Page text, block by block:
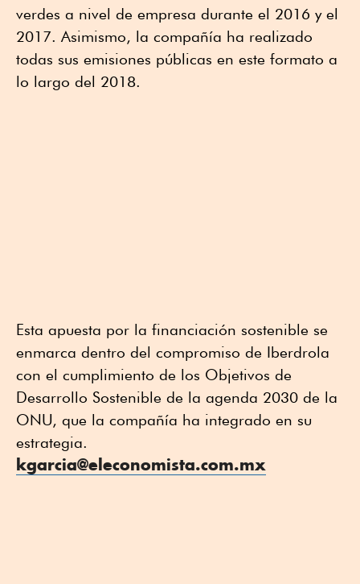
verdes a nivel de empresa durante el 2016 y el
2017. Asimismo, la compañía ha realizado
todas sus emisiones públicas en este formato a
lo largo del 2018.
Esta apuesta por la financiación sostenible se
enmarca dentro del compromiso de Iberdrola
con el cumplimiento de los Objetivos de
Desarrollo Sostenible de la agenda 2030 de la
ONU, que la compañía ha integrado en su
estrategia.
kgarcia@eleconomista.com.mx